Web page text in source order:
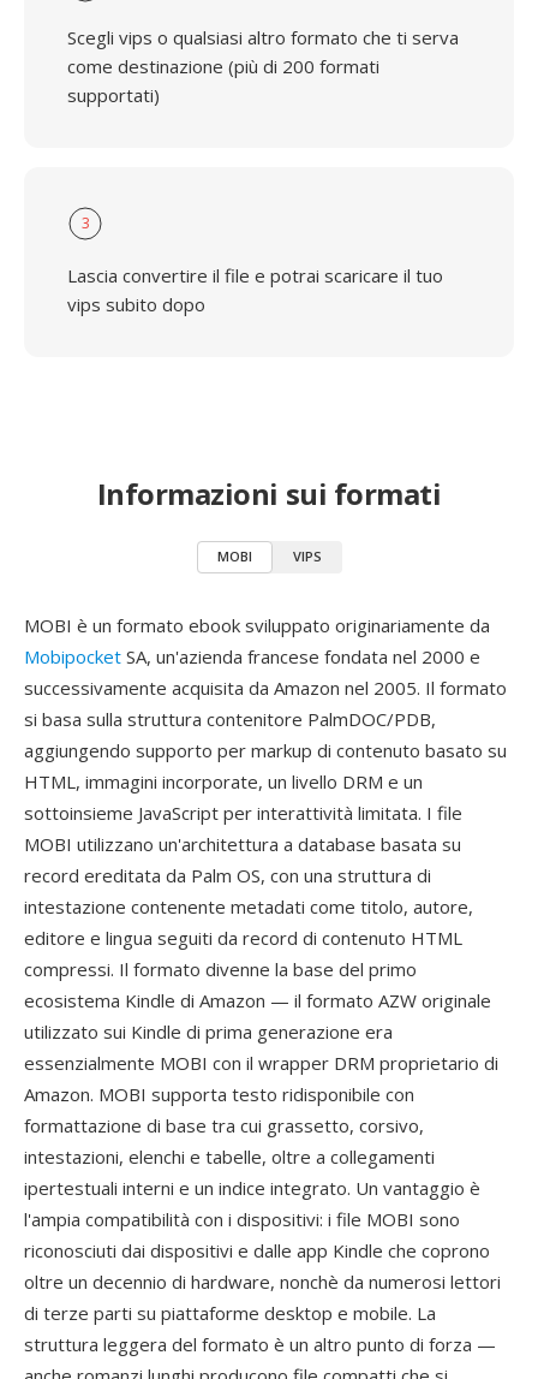
Scegli vips o qualsiasi altro formato che ti serva
come destinazione (più di 200 formati
supportati)
3
Lascia convertire il file e potrai scaricare il tuo
vips subito dopo
Informazioni sui formati
MOBI VIPS
MOBI è un formato ebook sviluppato originariamente da
Mobipocket SA, un'azienda francese fondata nel 2000 e
successivamente acquisita da Amazon nel 2005. Il formato
si basa sulla struttura contenitore PalmDOC/PDB,
aggiungendo supporto per markup di contenuto basato su
HTML, immagini incorporate, un livello DRM e un
sottoinsieme JavaScript per interattività limitata. I file
MOBI utilizzano un'architettura a database basata su
record ereditata da Palm OS, con una struttura di
intestazione contenente metadati come titolo, autore,
editore e lingua seguiti da record di contenuto HTML
compressi. Il formato divenne la base del primo
ecosistema Kindle di Amazon — il formato AZW originale
utilizzato sui Kindle di prima generazione era
essenzialmente MOBI con il wrapper DRM proprietario di
Amazon. MOBI supporta testo ridisponibile con
formattazione di base tra cui grassetto, corsivo,
intestazioni, elenchi e tabelle, oltre a collegamenti
ipertestuali interni e un indice integrato. Un vantaggio è
l'ampia compatibilità con i dispositivi: i file MOBI sono
riconosciuti dai dispositivi e dalle app Kindle che coprono
oltre un decennio di hardware, nonchè da numerosi lettori
di terze parti su piattaforme desktop e mobile. La
struttura leggera del formato è un altro punto di forza —